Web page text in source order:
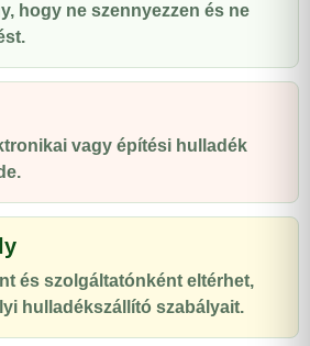
hogy ne szennyezzen és ne
vagy építési hulladék
és szolgáltatónként eltérhet,
hulladékszállító szabályait.